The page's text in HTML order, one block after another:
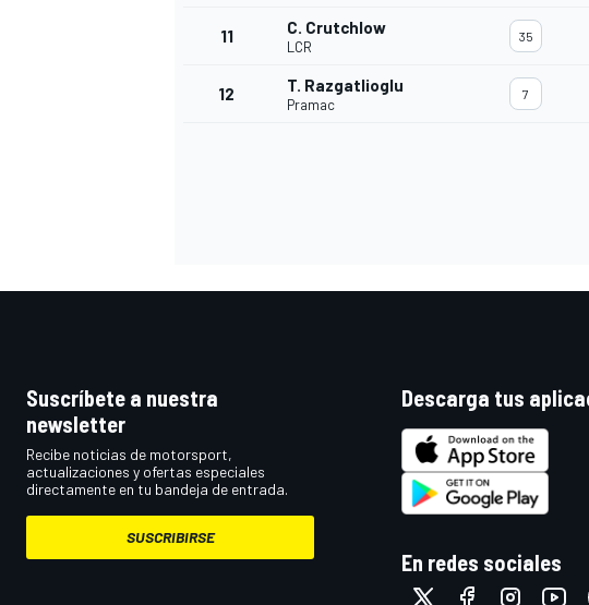
11 C. Crutchlow
LCR
35
12 T. Razgatlioglu
Pramac
7
Suscríbete a nuestra
newsletter
Recibe noticias de motorsport,
actualizaciones y ofertas especiales
directamente en tu bandeja de entrada.
SUSCRIBIRSE
Descarga tus
En redes sociales